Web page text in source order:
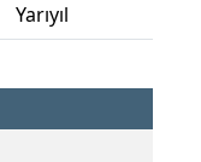
Yarıyıl